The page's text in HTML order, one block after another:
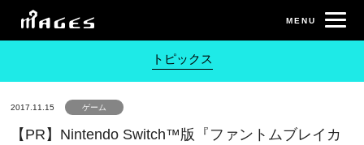
トピックス
2017.11.15 ゲーム
【PR】Nintendo Switch™版『ファントムブレイカ